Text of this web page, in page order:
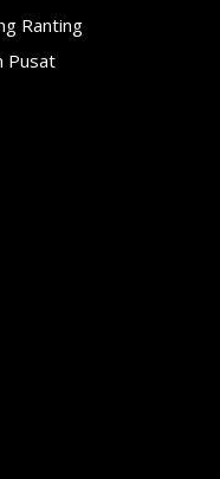
Ranting
Pusat